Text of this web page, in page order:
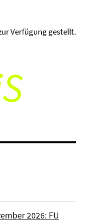
Verfügung gestellt.
2026: FU